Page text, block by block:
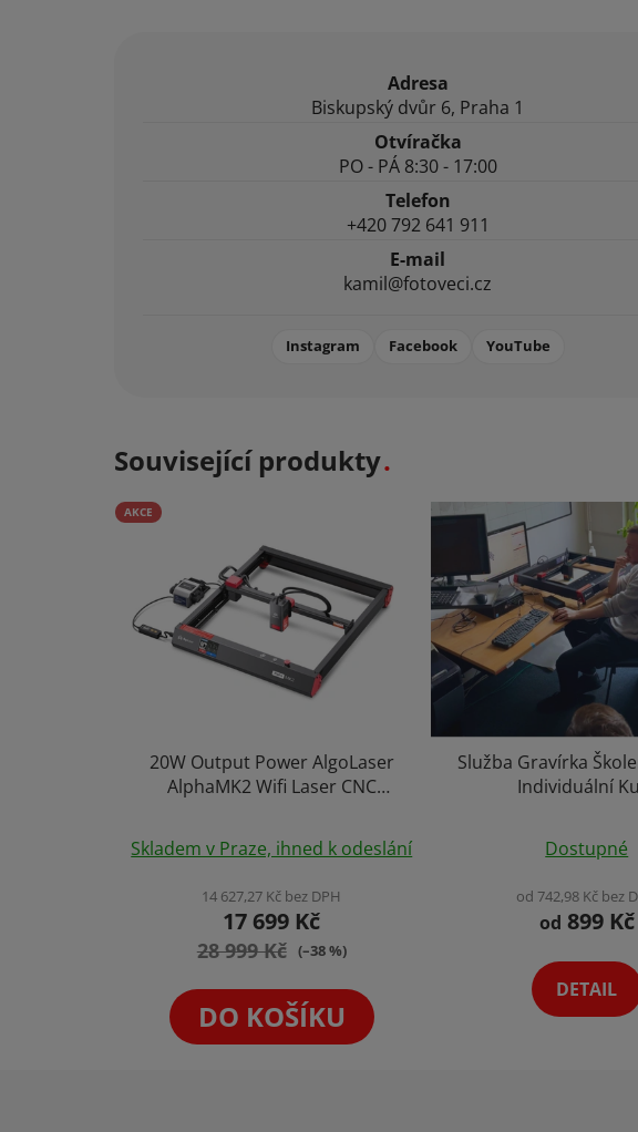
Adresa
Biskupský dvůr 6, Praha 1
Otvíračka
PO - PÁ 8:30 - 17:00
Telefon
+420 792 641 911
E-mail
kamil@fotoveci.cz
Instagram Facebook YouTube
Související produkty
AKCE
20W Output Power AlgoLaser
AlphaMK2 Wifi Laser CNC
Stroj S Vlastním Software a
Displejem Plotr Gravíruje (i řeže)
hodnocení
produktu
je
5,0
5
hvězdiček.
Skladem v Praze, ihned k odeslání
14 627,27 Kč bez DPH
17 699 Kč
28 999 Kč (–38 %)
DO KOŠÍKU
Služba Gravírka
Individuální
je
z
Dostupné
od 742,98 Kč bez
od 899 Kč
DETAIL